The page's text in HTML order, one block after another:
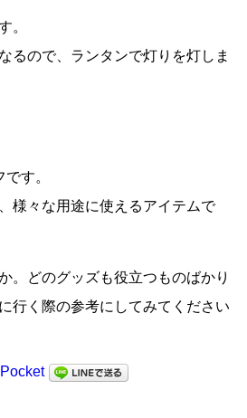
。
るので、ランタンで灯りを灯しま
す。
様々な用途に使えるアイテムで
。どのグッズも役立つものばかり
行く際の参考にしてみてください
Pocket